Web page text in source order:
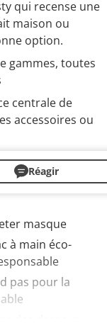
qui recense une
maison ou
option.
gammes, toutes
centrale de
accessoires ou
Réagir
masque
à main éco-
pas pour la
des dessous